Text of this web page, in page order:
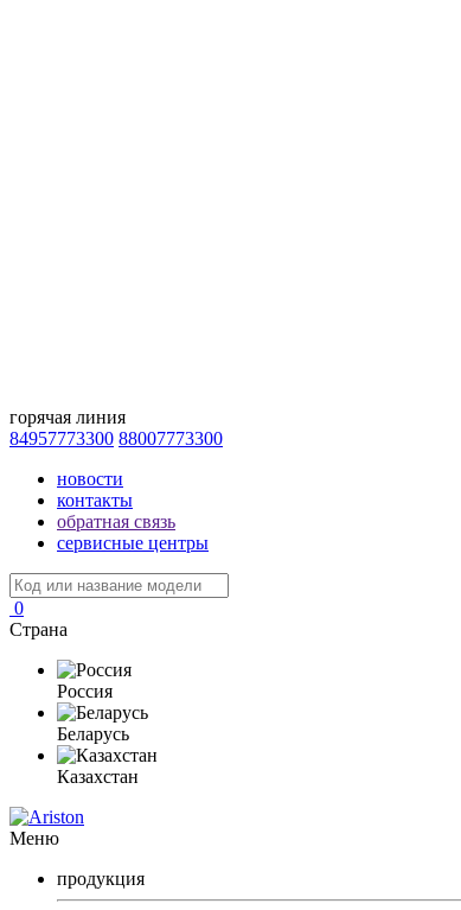
горячая линия
84957773300 88007773300
новости
контакты
обратная связь
сервисные центры
0
Страна
Россия
Беларусь
Казахстан
Меню
продукция